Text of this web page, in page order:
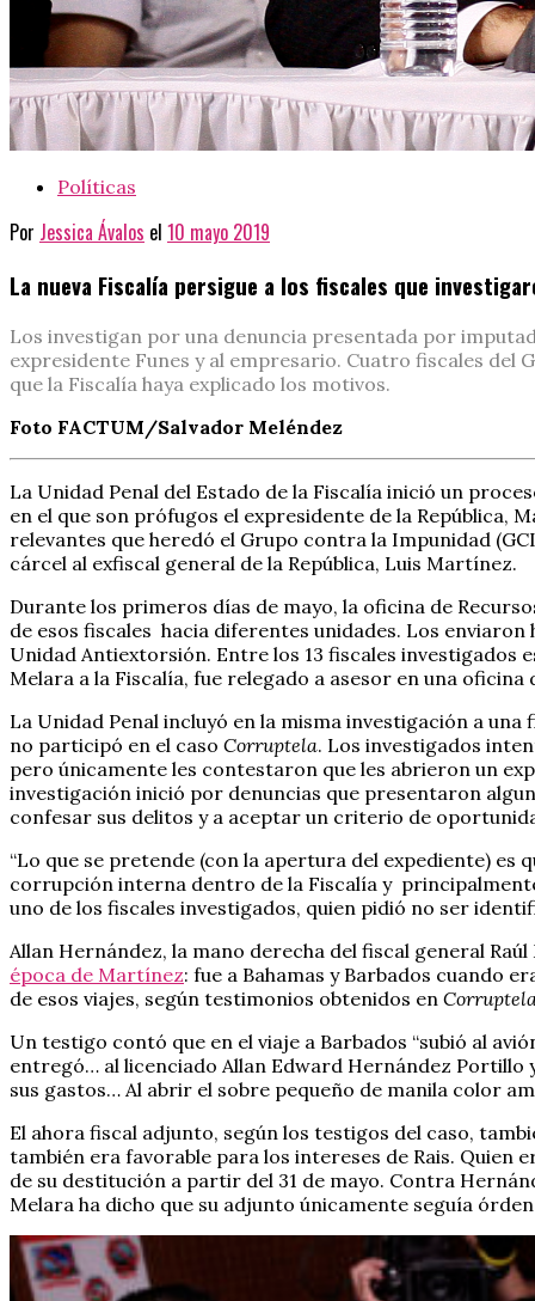
Políticas
Por Jessica Ávalos el 10 mayo 2019
La nueva Fiscalía persigue a los fiscales que
Los investigan por una denuncia presentada por
expresidente Funes y al empresario. Cuatro fiscales del
que la Fiscalía haya explicado los motivos.
Foto FACTUM/Salvador Meléndez
La Unidad Penal del Estado de la Fiscalía inició un
en el que son prófugos el expresidente de la República,
relevantes que heredó el Grupo contra la Impunidad
cárcel al exfiscal general de la República, Luis Martínez.
Durante los primeros días de mayo, la oficina de
de esos fiscales hacia diferentes unidades. Los
Unidad Antiextorsión. Entre los 13 fiscales investigados
Melara a la Fiscalía, fue relegado a asesor en una
La Unidad Penal incluyó en la misma investigación a
no participó en el caso Corruptela. Los investigados
pero únicamente les contestaron que les abrieron un
investigación inició por denuncias que presentaron
confesar sus delitos y a aceptar un criterio de
“Lo que se pretende (con la apertura del expediente) es
corrupción interna dentro de la Fiscalía y
uno de los fiscales investigados, quien pidió no ser
Allan Hernández, la mano derecha del fiscal general
época de Martínez: fue a Bahamas y Barbados cuando
de esos viajes, según testimonios obtenidos en
Un testigo contó que en el viaje a Barbados “subió al
entregó… al licenciado Allan Edward Hernández Portillo
sus gastos… Al abrir el sobre pequeño de manila color
El ahora fiscal adjunto, según los testigos del caso,
también era favorable para los intereses de Rais. Quien
de su destitución a partir del 31 de mayo. Contra
Melara ha dicho que su adjunto únicamente seguía